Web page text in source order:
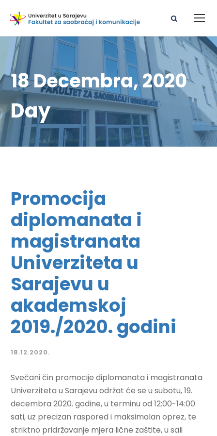
18 Decembra, 2020
Day
Promocija
diplomanata i
magistranata
Univerziteta u
Sarajevu u
akademskoj
2019./2020. godini
18.12.2020.
Svečani čin promocije diplomanata i magistranata
Univerziteta u Sarajevu održat će se u subotu, 19.
decembra 2020. godine, u terminu od 12:00-14:00
sati, uz precizan raspored i maksimalan oprez, te
striktno pridržavanje mjera lične zaštite, u sali